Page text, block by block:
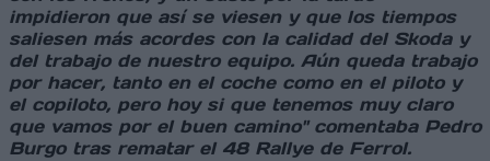
impidieron que así se viesen y que los tiempos
saliesen más acordes con la calidad del Skoda y
del trabajo de nuestro equipo. Aún queda trabajo
por hacer, tanto en el coche como en el piloto y
el copiloto, pero hoy si que tenemos muy claro
que vamos por el buen camino" comentaba Pedro
Burgo tras rematar el 48 Rallye de Ferrol.